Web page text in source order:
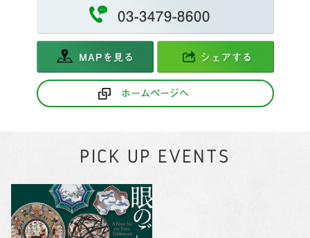
03-3479-8600
MAPを見る シェアする
ホームページへ
PICK UP EVENTS